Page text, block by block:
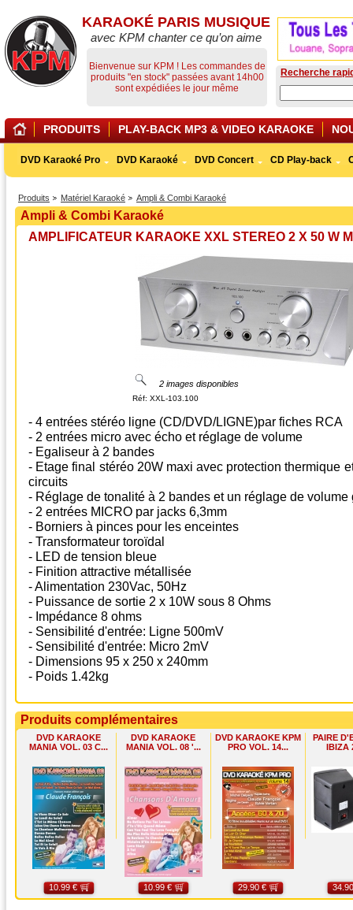
Produits Matériel Karaoké Ampli & Combi Karaoké
Ampli & Combi Karaoké
AMPLIFICATEUR KARAOKE XXL STEREO 2 X 50 W
2 images disponibles
Réf: XXL-103.100
- 4 entrées stéréo ligne (CD/DVD/LIGNE)par fiches RCA
- 2 entrées micro avec écho et réglage de volume
- Egaliseur à 2 bandes
- Etage final stéréo 20W maxi avec protection thermique
circuits
- Réglage de tonalité à 2 bandes et un réglage de volume
- 2 entrées MICRO par jacks 6,3mm
- Borniers à pinces pour les enceintes
- Transformateur toroïdal
- LED de tension bleue
- Finition attractive métallisée
- Alimentation 230Vac, 50Hz
- Puissance de sortie 2 x 10W sous 8 Ohms
- Impédance 8 ohms
- Sensibilité d'entrée: Ligne 500mV
- Sensibilité d'entrée: Micro 2mV
- Dimensions 95 x 250 x 240mm
- Poids 1.42kg
Produits complémentaires
DVD KARAOKE
MANIA VOL. 03 C...
10.99 €
DVD KARAOKE
MANIA VOL. 08 '...
10.99 €
DVD KARAOKE KPM
PRO VOL. 14...
29.90 €
PAIRE
IBIZA
KARAOKÉ PARIS MUSIQUE
avec KPM chanter ce qu’on aime
Bienvenue sur KPM ! Les commandes de
produits "en stock" passées avant 14h00
sont expédiées le jour même
Recherche
PRODUITS PLAY-BACK MP3 & VIDEO KARAOKE
DVD Karaoké Pro DVD Karaoké DVD Concert CD Play-back